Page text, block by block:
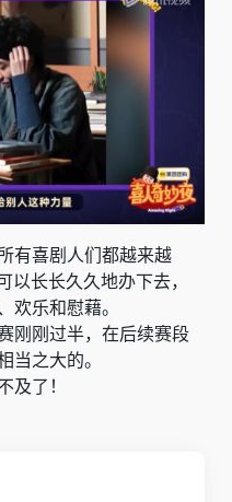
有喜剧人们都越来越
长长久久地办下去，
欢乐和慰藉。
刚刚过半，在后续赛段
当之大的。
了！